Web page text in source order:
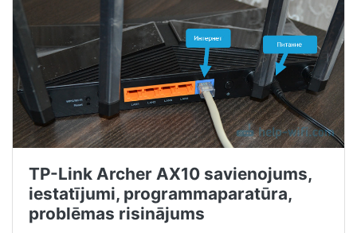
TP-Link Archer AX10 savienojums,
iestatījumi, programmaparatūra,
problēmas risinājums